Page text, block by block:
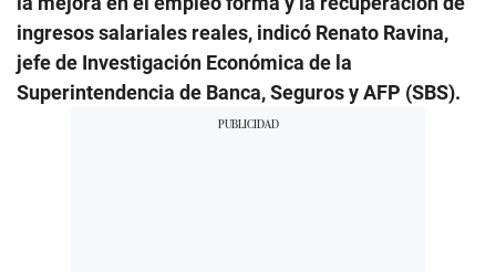
ingresos salariales reales, indicó Renato Ravina,
jefe de Investigación Económica de la
Superintendencia de Banca, Seguros y AFP (SBS).